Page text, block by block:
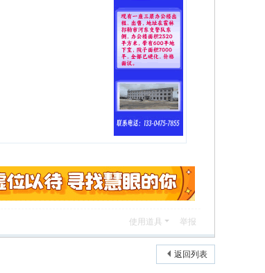
使用道具 举报
返回列表